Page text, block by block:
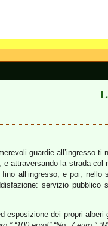
guardie all’ingresso ti
attraversando la strada col
all’ingresso, e poi, nello
servizio pubblico
esposizione dei propri